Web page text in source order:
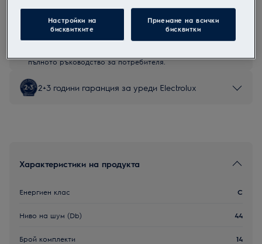
Инструкциите за безопасност и предупрежденията за
пълното ръководство за потребителя.
2+3 години гаранция за уреди Electrolux
Характеристики на продукта
Енергиен клас C
Ниво на шум (Db) 44
Брой комплекти 14
Настройки на
бисквитките
Приемане на всички
бисквитки